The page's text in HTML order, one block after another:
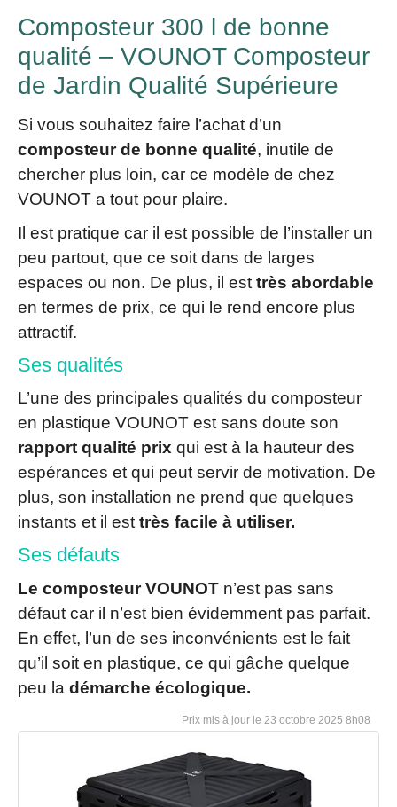
Composteur 300 l de bonne
qualité – VOUNOT Composteur
de Jardin Qualité Supérieure
Si vous souhaitez faire l’achat d’un
composteur de bonne qualité, inutile de
chercher plus loin, car ce modèle de chez
VOUNOT a tout pour plaire.
Il est pratique car il est possible de l’installer un
peu partout, que ce soit dans de larges
espaces ou non. De plus, il est très abordable
en termes de prix, ce qui le rend encore plus
attractif.
Ses qualités
L’une des principales qualités du composteur
en plastique VOUNOT est sans doute son
rapport qualité prix qui est à la hauteur des
espérances et qui peut servir de motivation. De
plus, son installation ne prend que quelques
instants et il esttrès facile à utiliser.
Ses défauts
Le composteur VOUNOT n’est pas sans
défaut car il n’est bien évidemment pas parfait.
En effet, l’un de ses inconvénients est le fait
qu’il soit en plastique, ce qui gâche quelque
peu la démarche écologique.
23 octobre 2025 8h08